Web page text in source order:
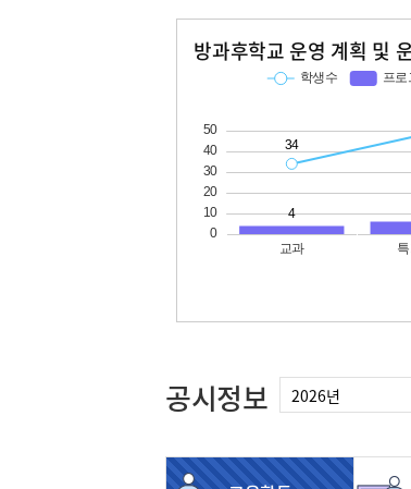
방과후학교 운영 계획 및
공시정보